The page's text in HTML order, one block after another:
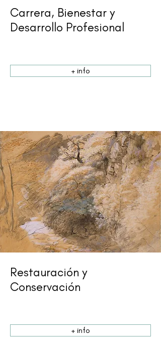
Carrera, Bienestar y
Desarrollo Profesional
+ info
Restauración y
Conservación
+ info